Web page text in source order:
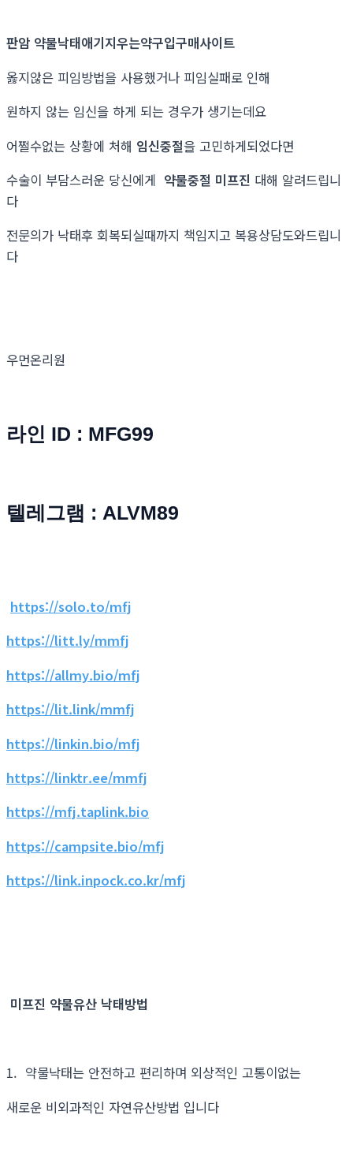
판암 약물낙태애기지우는약구입구매사이트
옳지않은 피임방법을 사용했거나 피임실패로 인해
원하지 않는 임신을 하게 되는 경우가 생기는데요
어쩔수없는 상황에 처해 임신중절을 고민하게되었다면
수술이 부담스러운 당신에게 약물중절 미프진 대해 알려드립니
다
전문의가 낙태후 회복되실때까지 책임지고 복용상담도와드립니
다
우먼온리원
라인 ID : MFG99
텔레그램 : ALVM89
https://solo.to/mfj
https://litt.ly/mmfj
https://allmy.bio/mfj
https://lit.link/mmfj
https://linkin.bio/mfj
https://linktr.ee/mmfj
https://mfj.taplink.bio
https://campsite.bio/mfj
https://link.inpock.co.kr/mfj
미프진 약물유산 낙태방법
1. 약물낙태는 안전하고 편리하며 외상적인 고통이없는
새로운 비외과적인 자연유산방법 입니다